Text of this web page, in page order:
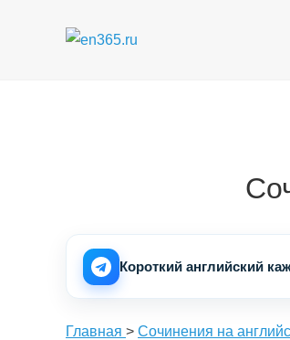
Короткий английский
Главная > Сочинения на